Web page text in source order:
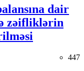
dair
zəifliklərin
447